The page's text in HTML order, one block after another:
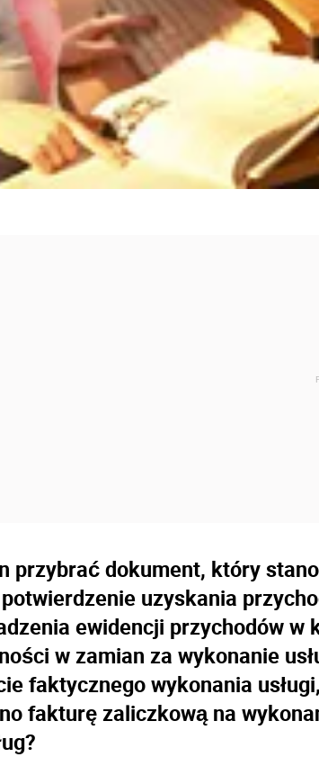
przybrać dokument, który
uzyskania
ewidencji przychodów w
w zamian za wykonanie
faktycznego wykonania
fakturę zaliczkową na